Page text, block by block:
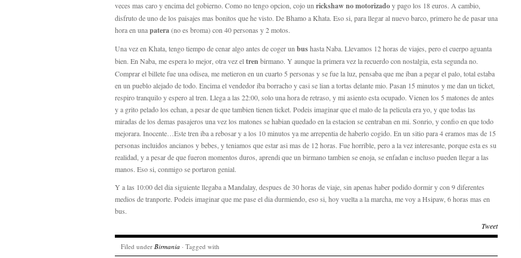
veces mas caro y encima del gobierno. Como no tengo opcion, cojo un rickshaw no motorizadoy pago los 18 euros. A cambio,
disfruto de uno de los paisajes mas bonitos que he visto. De Bhamo a Khata. Eso si, para llegar al nuevo barco, primero he de pasar una
hora en unapatera(no es broma) con 40 personas y 2 motos.
Una vez en Khata, tengo tiempo de cenar algo antes de coger un bushasta Naba. Llevamos 12 horas de viajes, pero el cuerpo aguanta
bien. En Naba, me espera lo mejor, otra vez eltrenbirmano. Y aunque la primera vez la recuerdo con nostalgia, esta segunda no.
Comprar el billete fue una odisea, me metieron en un cuarto 5 personas y se fue la luz, pensaba que me iban a pegar el palo, total estaba
en un pueblo alejado de todo. Encima el vendedor iba borracho y casi se lian a tortas delante mio. Pasan 15 minutos y me dan un ticket,
respiro tranquilo y espero al tren. Llega a las 22:00, solo una hora de retraso, y mi asiento esta ocupado. Vienen los 5 matones de antes
y a grito pelado los echan, a pesar de que tambien tienen ticket. Podeis imaginar que el malo de la pelicula era yo, y que todas las
miradas de los demas pasajeros una vez los matones se habian quedado en la estacion se centraban en mi. Sonrio, y confio en que todo
mejorara. Inocente…Este tren iba a rebosar y a los 10 minutos ya me arrepentia de haberlo cogido. En un sitio para 4 eramos mas de 15
personas incluidos ancianos y bebes, y teniamos que estar asi mas de 12 horas. Fue horrible, pero a la vez interesante, porque esta es su
realidad, y a pesar de que fueron momentos duros, aprendi que un birmano tambien se enoja, se enfadan e incluso pueden llegar a las
manos. Eso si, conmigo se portaron genial.
Y a las 10:00 del dia siguiente llegaba a Mandalay, despues de 30 horas de viaje, sin apenas haber podido dormir y con 9 diferentes
medios de tranporte. Podeis imaginar que me pase el dia durmiendo, eso si, hoy vuelta a la marcha, me voy a Hsipaw, 6 horas mas en
bus.
Tweet
Filed under Birmania · Tagged with